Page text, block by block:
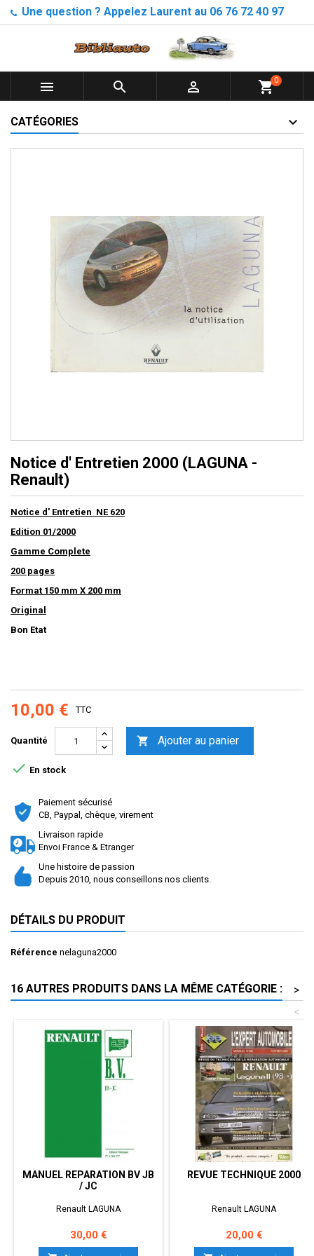
Une question ? Appelez Laurent au 06 76 72 40 97
   shopping_cart0
CATÉGORIES
Notice d' Entretien 2000 (LAGUNA -
Renault)
Notice d' Entretien NE 620
Edition 01/2000
Gamme Complete
200 pages
Format 150 mm X 200 mm
Original
Bon Etat
10,00 € TTC
Quantité  Ajouter au panier
 En stock
Paiement sécurisé
CB, Paypal, chèque, virement
Livraison rapide
Envoi France & Etranger
Une histoire de passion
Depuis 2010, nous conseillons nos clients.
DÉTAILS DU PRODUIT
Référence nelaguna2000
16 AUTRES PRODUITS DANS LA MÊME CATÉGORIE :
>
<
MANUEL REPARATION BV JB
/ JC
Renault LAGUNA
Prix
30,00 €
REVUE TECHNIQUE 2000
Renault LAGUNA
Prix
20,00 €